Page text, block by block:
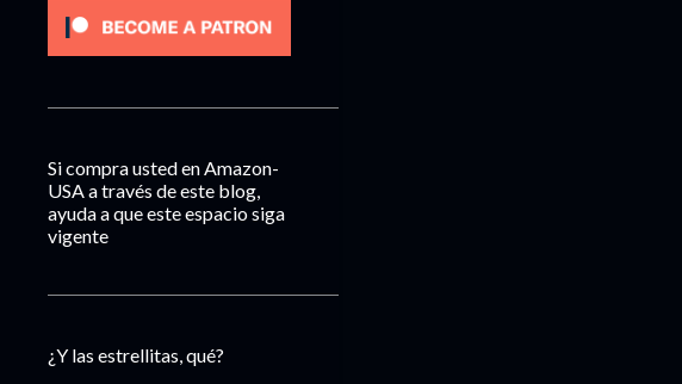
Si compra usted en Amazon-
USA a través de este blog,
ayuda a que este espacio siga
vigente
¿Y las estrellitas, qué?